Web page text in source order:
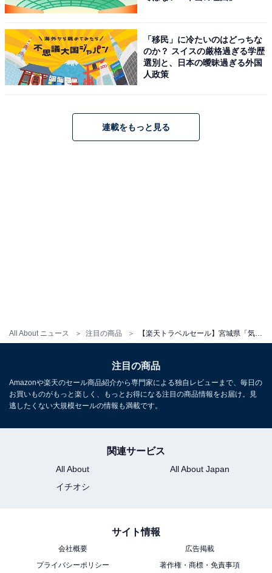
All About ニュース 注目の商品
「移民」に冷たいのはどっちな
のか？ スイスの厳格過ぎる学歴
選別と、日本の曖昧過ぎる外国
人政策
連載をもっと見る
注目の商品
Amazonや楽天のセール商品紹介から専門家による独自レビューまで、毎日の
お買いものがもっと楽しく、もっとお得になる注目の商品情報をお届け。見
逃したくない大規模セールの情報も満載です。
関連サービス
All About
All About Japan
イチオシ
サイト情報
会社概要
広告掲載
プライバシーポリシー
著作権・商標・免責事項